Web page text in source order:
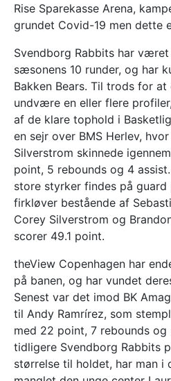
Rise Sparekasse Arena,
grundet Covid-19 men dette
Svendborg Rabbits har
sæsonens 10 runder, og har
Bakken Bears. Til trods for
undvære en eller flere
af de klare tophold i
en sejr over BMS Herlev,
Silverstrom skinnede
point, 5 rebounds og 4
store styrker findes på
firkløver bestående af
Corey Silverstrom og
scorer 49.1 point.
theView Copenhagen har
på banen, og har vundet
Senest var det imod BK
til Andy Ramrírez, som
med 22 point, 7 rebounds og
tidligere Svendborg Rabbits
størrelse til holdet, har man i